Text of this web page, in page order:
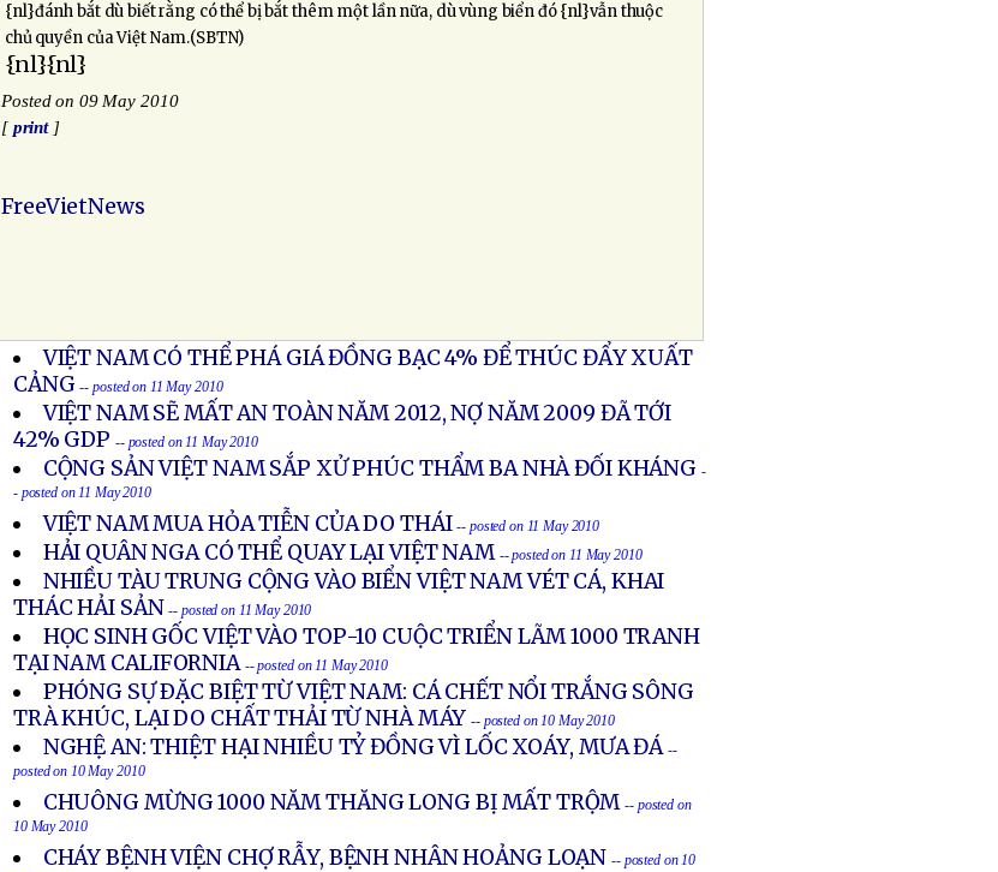
{nl}đánh bắt dù biết rằng có thể bị bắt thêm một lần nữa, dù vùng biển đó {nl}vẫn thuộc
chủ quyền của Việt Nam.(SBTN)
{nl}{nl}
Posted on 09 May 2010
[print]
FreeVietNews
VIỆT NAM CÓ THỂ PHÁ GIÁ ĐỒNG BẠC 4% ĐỂ THÚC ĐẨY XUẤT
CẢNG -- posted on 11 May 2010
VIỆT NAM SẼ MẤT AN TOÀN NĂM 2012, NỢ NĂM 2009 ĐÃ TỚI
42% GDP -- posted on 11 May 2010
CỘNG SẢN VIỆT NAM SẮP XỬ PHÚC THẨM BA NHÀ ĐỐI KHÁNG -
- posted on 11 May 2010
VIỆT NAM MUA HỎA TIỄN CỦA DO THÁI -- posted on 11 May 2010
HẢI QUÂN NGA CÓ THỂ QUAY LẠI VIỆT NAM -- posted on 11 May 2010
NHIỀU TÀU TRUNG CỘNG VÀO BIỂN VIỆT NAM VÉT CÁ, KHAI
THÁC HẢI SẢN -- posted on 11 May 2010
HỌC SINH GỐC VIỆT VÀO TOP-10 CUỘC TRIỂN LÃM 1000 TRANH
TẠI NAM CALIFORNIA -- posted on 11 May 2010
PHÓNG SỰ ÐẶC BIỆT TỪ VIỆT NAM: CÁ CHẾT NỔI TRẮNG SÔNG
TRÀ KHÚC, LẠI DO CHẤT THẢI TỪ NHÀ MÁY -- posted on 10 May 2010
NGHỆ AN: THIỆT HẠI NHIỀU TỶ ĐỒNG VÌ LỐC XOÁY, MƯA ĐÁ --
posted on 10 May 2010
CHUÔNG MỪNG 1000 NĂM THĂNG LONG BỊ MẤT TRỘM -- posted on
10 May 2010
CHÁY BỆNH VIỆN CHỢ RẪY, BỆNH NHÂN HOẢNG LOẠN -- posted on 10